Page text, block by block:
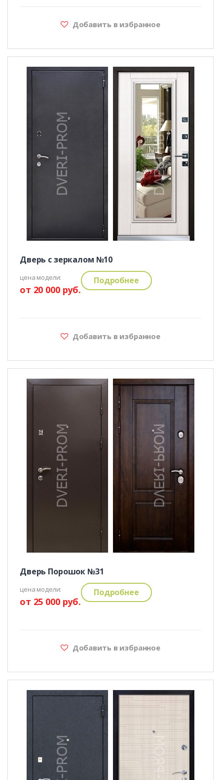
Добавить в избранное
Дверь с зеркалом №10
цена модели:
от 20 000 руб.
Подробнее
Добавить в избранное
Дверь Порошок №31
цена модели:
от 25 000 руб.
Подробнее
Добавить в избранное